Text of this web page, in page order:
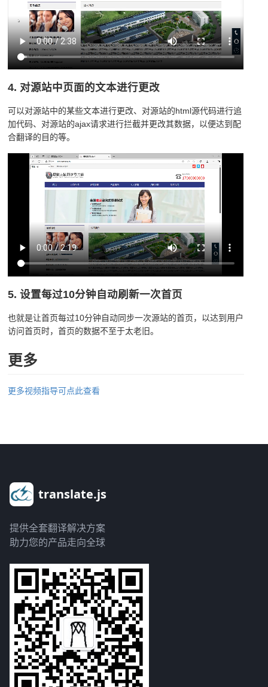
4. 对源站中页面的文本进行更改
可以对源站中的某些文本进行更改、对源站的html源代码进行追
加代码、对源站的ajax请求进行拦截并更改其数据，以便达到配
合翻译的目的等。
5. 设置每过10分钟自动刷新一次首页
也就是让首页每过10分钟自动同步一次源站的首页，以达到用户
访问首页时，首页的数据不至于太老旧。
更多
更多视频指导可点此查看
translate.js
提供全套翻译解决方案
助力您的产品走向全球